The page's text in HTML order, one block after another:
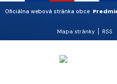
Oficiálna webová stránka obce
Mapa stránky RSS